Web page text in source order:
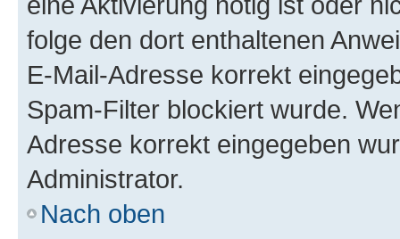
folge den dort enthaltenen
E-Mail-Adresse korrekt
Spam-Filter blockiert wurde.
Adresse korrekt eingegeben
Administrator.
Nach oben